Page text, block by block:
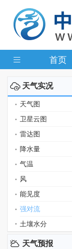
首页
天气实况
天气图
卫星云图
雷达图
降水量
气温
风
能见度
强对流
土壤水分
天气预报